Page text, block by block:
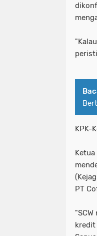
KPK-
PT
kredit